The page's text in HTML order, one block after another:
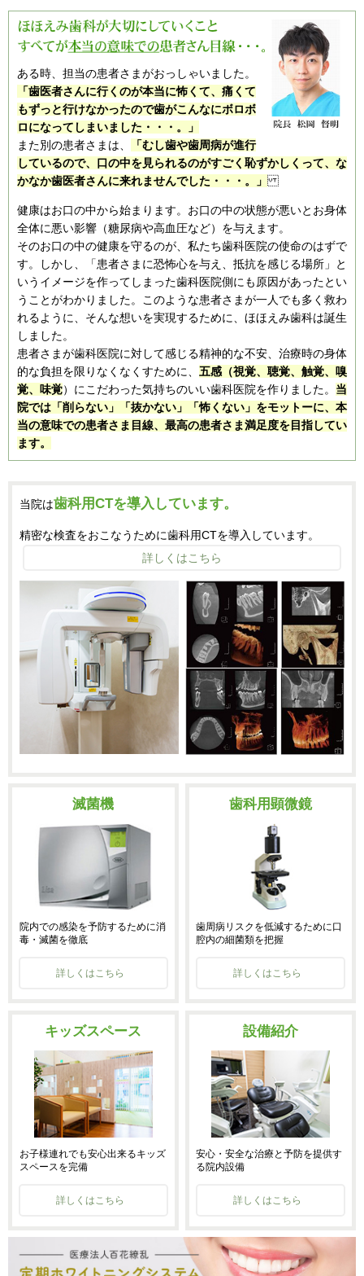
ある時、担当の患者さまがおっしゃいました。
「歯医者さんに行くのが本当に怖くて、痛くて
もずっと行けなかったので歯がこんなにボロボ
ロになってしまいました・・・。」
また別の患者さまは、
「むし歯や歯周病が進行
しているので、口の中を見られるのがすごく恥ずかしくって、な
かなか歯医者さんに来れませんでした・・・。」
健康はお口の中から始まります。お口の中の状態が悪いとお身体
全体に悪い影響（糖尿病や高血圧など）を与えます。
そのお口の中の健康を守るのが、私たち歯科医院の使命のはずで
す。しかし、「患者さまに恐怖心を与え、抵抗を感じる場所」と
いうイメージを作ってしまった歯科医院側にも原因があったとい
うことがわかりました。このような患者さまが一人でも多く救わ
れるように、そんな想いを実現するために、ほほえみ歯科は誕生
しました。
患者さまが歯科医院に対して感じる精神的な不安、治療時の身体
的な負担を限りなくなくすために、 五感（視覚、聴覚、触覚、嗅
覚、味覚）にこだわった気持ちのいい歯科医院を作りました。 当
院では「削らない」「抜かない」「怖くない」をモットーに、本
当の意味での患者さま目線、最高の患者さま満足度を目指してい
ます。
当院は歯科用CTを導入しています。
精密な検査をおこなうために歯科用CTを導入しています。
詳しくはこちら
滅菌機
院内での感染を予防するために消
毒・滅菌を徹底
詳しくはこちら
歯科用顕微鏡
歯周病リスクを低減するために口
腔内の細菌類を把握
詳しくはこちら
キッズスペース
お子様連れでも安心出来るキッズ
スペースを完備
詳しくはこちら
設備紹介
安心・安全な治療と予防を提供す
る院内設備
詳しくはこちら